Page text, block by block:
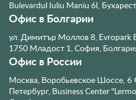
Bulevardul Iuliu Maniu 6l,
Офис в Болгарии
ул. Димитър Моллов 8, Evropark
1750 Младост 1, София,
Офис в России
Москва, Воробьевское Шоссе, 6
Петербург, Business Center